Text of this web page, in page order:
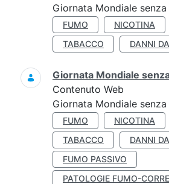
Giornata Mondiale
FUMO NICOTINA
TABACCO
DANNI
Giornata Mondiale
Contenuto Web
Giornata Mondiale
FUMO NICOTINA
TABACCO
DANNI
FUMO PASSIVO
PATOLOGIE FUMO-